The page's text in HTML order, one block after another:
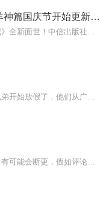
小猪屏蓬十二生肖神8 羊神篇国庆节开始更新啦！